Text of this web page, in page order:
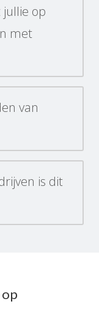
jullie op
met
van
is dit